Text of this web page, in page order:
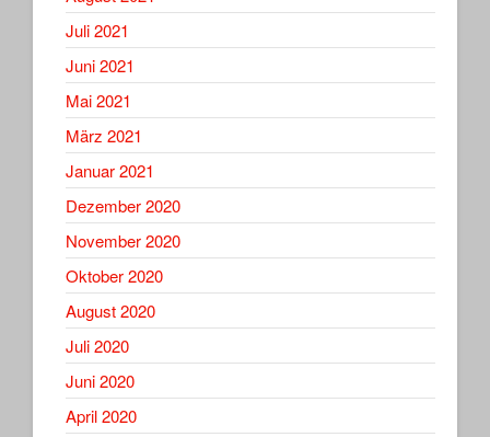
Juli 2021
Juni 2021
Mai 2021
März 2021
Januar 2021
Dezember 2020
November 2020
Oktober 2020
August 2020
Juli 2020
Juni 2020
April 2020